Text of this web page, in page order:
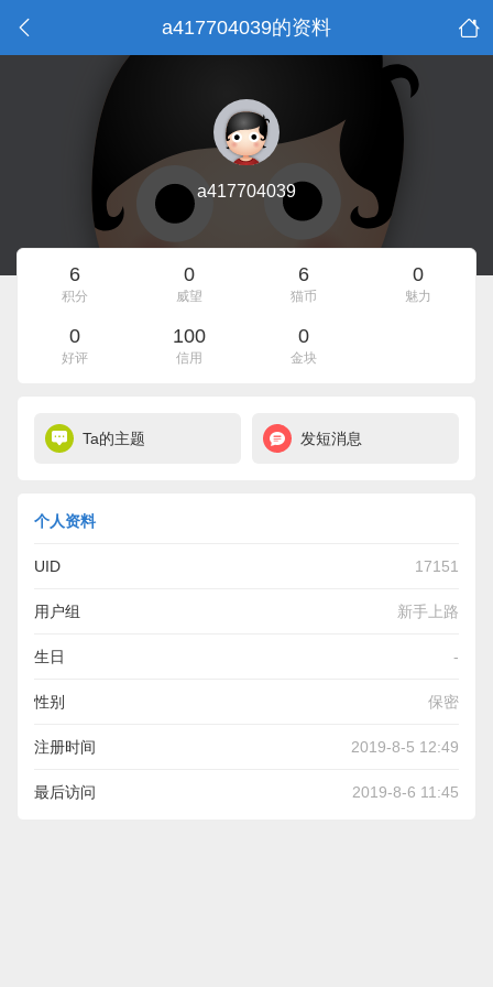
a417704039的资料
a417704039
6
积分
0
威望
6
猫币
0
魅力
0
好评
100
信用
0
金块
Ta的主题 发短消息
个人资料
UID 17151
用户组 新手上路
生日 -
性别 保密
注册时间 2019-8-5 12:49
最后访问 2019-8-6 11:45